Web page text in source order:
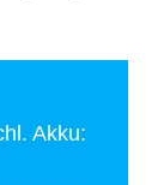
Akku: